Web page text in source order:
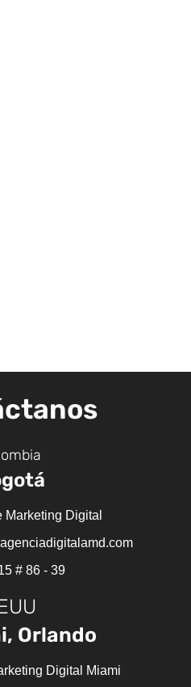
Marketing Digital
# 86 - 39
Orlando
Digital Miami